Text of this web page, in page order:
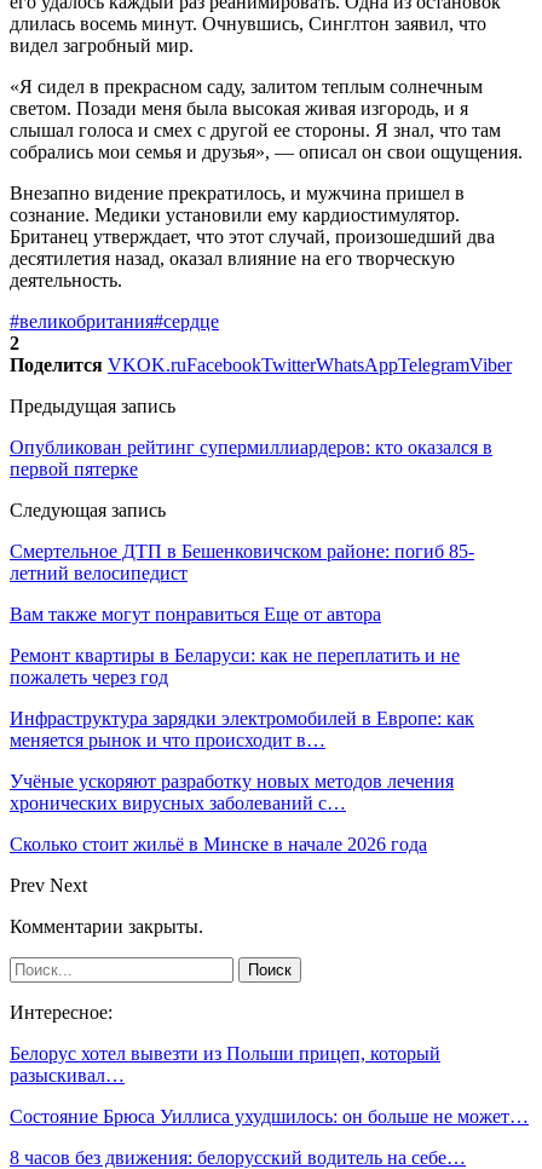
длилась восемь минут. Очнувшись, Синглтон заявил, что
видел загробный мир.
«Я сидел в прекрасном саду, залитом теплым солнечным
светом. Позади меня была высокая живая изгородь, и я
слышал голоса и смех с другой ее стороны. Я знал, что там
собрались мои семья и друзья», — описал он свои ощущения.
Внезапно видение прекратилось, и мужчина пришел в
сознание. Медики установили ему кардиостимулятор.
Британец утверждает, что этот случай, произошедший два
десятилетия назад, оказал влияние на его творческую
деятельность.
#великобритания#сердце
2
Поделится VKOK.ruFacebookTwitterWhatsAppTelegramViber
Предыдущая запись
Опубликован рейтинг супермиллиардеров: кто оказался в
первой пятерке
Следующая запись
Смертельное ДТП в Бешенковичском районе: погиб 85-
летний велосипедист
Вам также могут понравиться Еще от автора
Ремонт квартиры в Беларуси: как не переплатить и не
пожалеть через год
Инфраструктура зарядки электромобилей в Европе: как
меняется рынок и что происходит в…
Учёные ускоряют разработку новых методов лечения
хронических вирусных заболеваний с…
Сколько стоит жильё в Минске в начале 2026 года
Prev Next
Комментарии закрыты.
Интересное:
Белорус хотел вывезти из Польши прицеп, который
разыскивал…
Состояние Брюса Уиллиса ухудшилось: он больше не может…
8 часов без движения: белорусский водитель на себе…